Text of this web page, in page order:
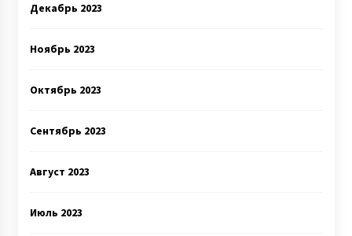
Декабрь 2023
Ноябрь 2023
Октябрь 2023
Сентябрь 2023
Август 2023
Июль 2023